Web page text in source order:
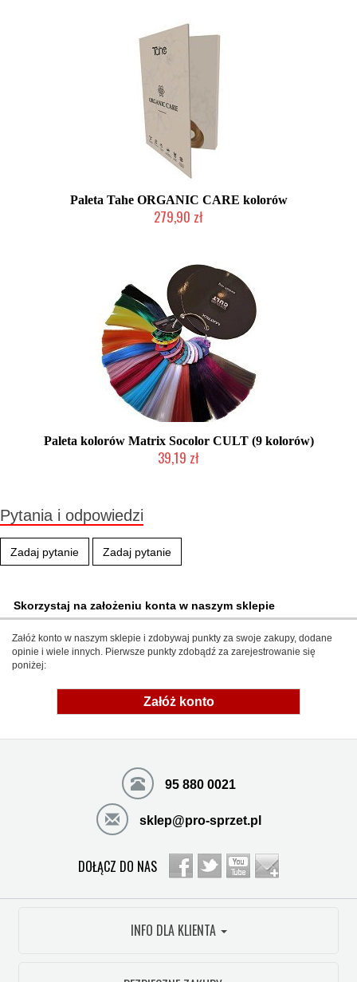
Paleta Tahe ORGANIC CARE kolorów
279,90 zł
Paleta kolorów Matrix Socolor CULT (9 kolorów)
39,19 zł
Pytania i odpowiedzi
Zadaj pytanie Zadaj pytanie
Skorzystaj na założeniu konta w naszym sklepie
Załóż konto w naszym sklepie i zdobywaj punkty za swoje zakupy, dodane
opinie i wiele innych. Pierwsze punkty zdobądź za zarejestrowanie się
poniżej:
Załóż konto
95 880 0021
sklep@pro-sprzet.pl
DOŁĄCZ DO NAS
INFO DLA KLIENTA